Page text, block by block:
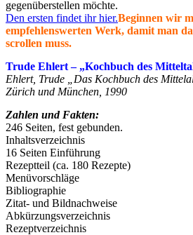
gegenüberstellen möchte.
Den ersten findet ihr hier.Beginnen wir
empfehlenswerten Werk, damit man
scrollen muss.
Trude Ehlert – „Kochbuch des
Ehlert, Trude „Das Kochbuch des
Zürich und München, 1990
Zahlen und Fakten:
246 Seiten, fest gebunden.
Inhaltsverzeichnis
16 Seiten Einführung
Rezeptteil (ca. 180 Rezepte)
Menüvorschläge
Bibliographie
Zitat- und Bildnachweise
Abkürzungsverzeichnis
Rezeptverzeichnis